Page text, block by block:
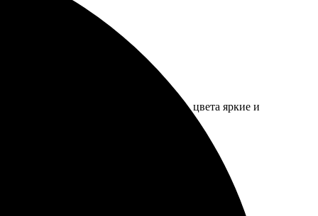
свои фото. Качество превосходное, цвета яркие и